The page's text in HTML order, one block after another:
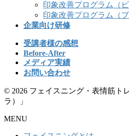
印象改善プログラム（ビ
印象改善プログラム（
企業向け研修
受講者様の感想
Before-After
メディア実績
お問い合わせ
© 2026 フェイスニング・表情筋ト
ラ）」
MENU